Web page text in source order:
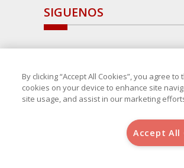
SIGUENOS
, S.L.U.(B-
By clicking “Accept All Cookies”, you agree
cookies on your device to enhance site
site usage, and assist in our marketing
Accept All